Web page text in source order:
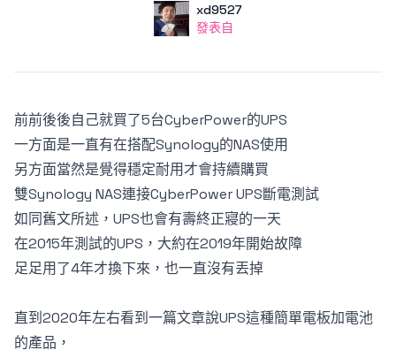
使用者
xd9527
發表自
發表自
前前後後自己就買了5台CyberPower的UPS
一方面是一直有在搭配Synology的NAS使用
另方面當然是覺得穩定耐用才會持續購買
雙Synology NAS連接CyberPower UPS斷電測試
如同舊文所述，UPS也會有壽終正寢的一天
在2015年測試的UPS，大約在2019年開始故障
足足用了4年才換下來，也一直沒有丟掉
直到2020年左右看到一篇文章說UPS這種簡單電板加電池
的產品，